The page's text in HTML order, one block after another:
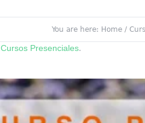
You are here: Home /
Cursos Presenciales.